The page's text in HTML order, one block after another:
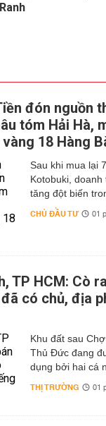
đón nguồn
tóm Hải Hà,
18 Hàng
Sau khi mua lại
Kotobuki, doanh
tăng đột biến
CHỦ ĐẦU TƯ 01
TP HCM: Cò
có chủ, địa
Khu đất sau
Thủ Đức đang
dụng bởi hai cá
THỊ TRƯỜNG 01